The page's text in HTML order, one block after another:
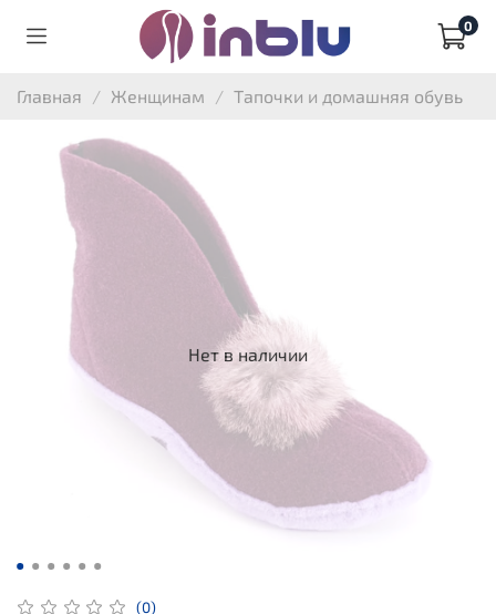
0
Главная Женщинам Тапочки и домашняя обувь
Нет в наличии
(0)